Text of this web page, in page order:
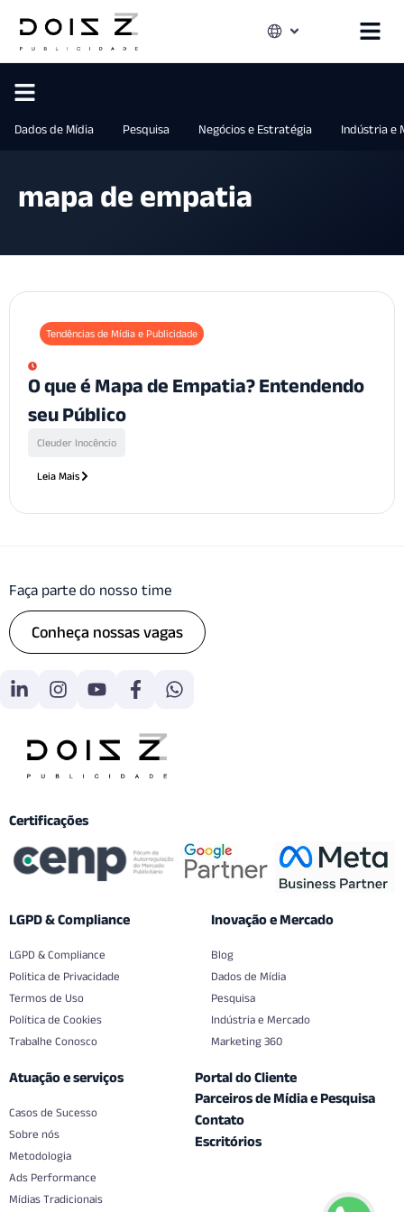
Dados de Mídia Pesquisa Negócios e Estratégia Indústria e
mapa de empatia
Tendências de Mídia e Publicidade
O que é Mapa de Empatia? Entendendo
seu Público
Cleuder Inocêncio
Leia Mais
Faça parte do nosso time
Conheça nossas vagas
Certificações
LGPD & Compliance
LGPD & Compliance
Politica de Privacidade
Termos de Uso
Política de Cookies
Trabalhe Conosco
Inovação e Mercado
Blog
Dados de Mídia
Pesquisa
Indústria e Mercado
Marketing 360
Atuação e serviços
Casos de Sucesso
Sobre nós
Metodologia
Ads Performance
Mídias Tradicionais
Portal do Cliente
Parceiros de Mídia e Pesquisa
Contato
Escritórios